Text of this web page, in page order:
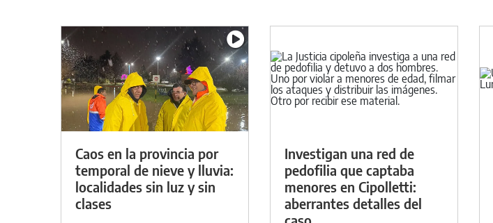
Caos en la provincia por
temporal de nieve y lluvia:
localidades sin luz y sin
clases
Investigan una red de
pedofilia que captaba
menores en Cipolletti:
aberrantes detalles del